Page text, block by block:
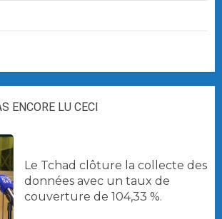
ENCORE LU CECI
Le Tchad clôture la collecte des
données avec un taux de
couverture de 104,33 %.